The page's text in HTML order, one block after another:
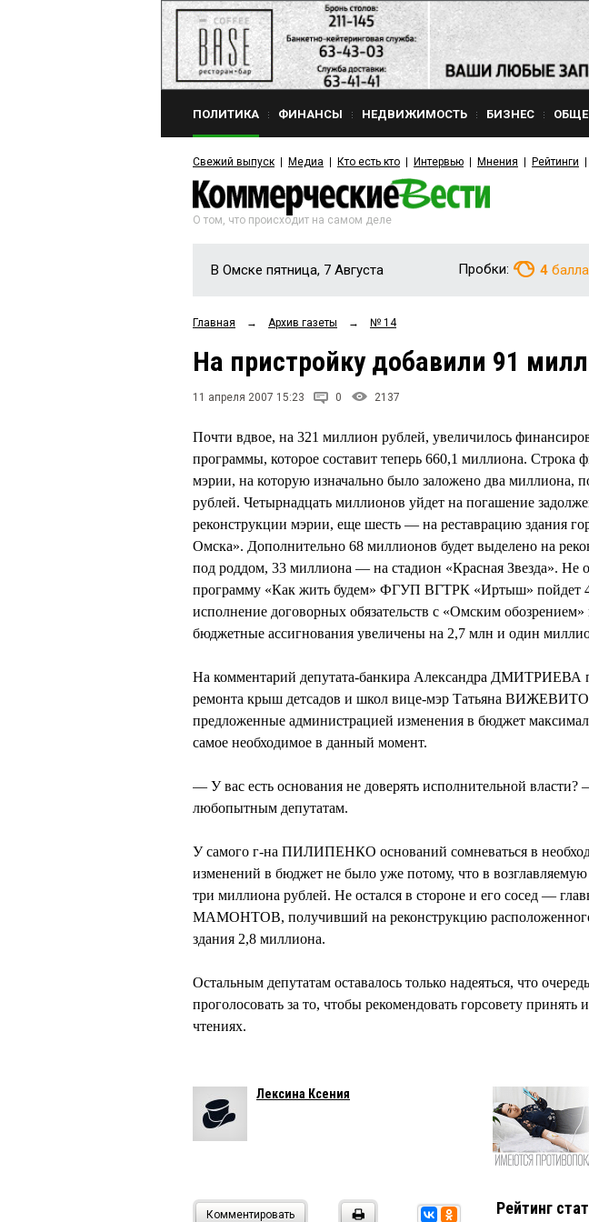
ПОЛИТИКА ФИНАНСЫ НЕДВИЖИМОСТЬ БИЗНЕС
Свежий выпуск Медиа Кто есть кто Интервью Мнения Рейтинги
О том, что происходит на самом деле
В Омске пятница, 7 Августа Пробки: 4 балла
Главная → Архив газеты → № 14
На пристройку добавили 91
11 апреля 2007 15:23 0 2137
Почти вдвое, на 321 миллион рублей, увеличилось
программы, которое составит теперь 660,1 миллиона. Строка
мэрии, на которую изначально было заложено два миллиона,
рублей. Четырнадцать миллионов уйдет на погашение
реконструкции мэрии, еще шесть — на реставрацию здания
Омска». Дополнительно 68 миллионов будет выделено на
под роддом, 33 миллиона — на стадион «Красная Звезда». Не
программу «Как жить будем» ФГУП ВГТРК «Иртыш» пойдет
исполнение договорных обязательств с «Омским
бюджетные ассигнования увеличены на 2,7 млн и один
На комментарий депутата-банкира Александра ДМИТРИЕВА
ремонта крыш детсадов и школ вице-мэр Татьяна
предложенные администрацией изменения в бюджет
самое необходимое в данный момент.
— У вас есть основания не доверять исполнительной
любопытным депутатам.
У самого г-на ПИЛИПЕНКО оснований сомневаться в
изменений в бюджет не было уже потому, что в
три миллиона рублей. Не остался в стороне и его сосед —
МАМОНТОВ, получивший на реконструкцию
здания 2,8 миллиона.
Остальным депутатам оставалось только надеяться, что
проголосовать за то, чтобы рекомендовать горсовету
чтениях.
Лексина Ксения
Комментировать Рейтинг